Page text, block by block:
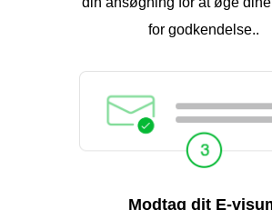
for godkendelse..
Modtag dit E-